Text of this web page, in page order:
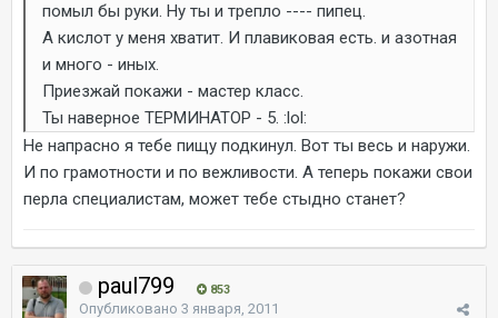
помыл бы руки. Ну ты и трепло ---- пипец.
А кислот у меня хватит. И плавиковая есть. и азотная
и много - иных.
Приезжай покажи - мастер класс.
Ты наверное ТЕРМИНАТОР - 5. :lol:
Не напрасно я тебе пищу подкинул. Вот ты весь и наружи.
И по грамотности и по вежливости. А теперь покажи свои
перла специалистам, может тебе стыдно станет?
paul799 853
Опубликовано 3 января, 2011